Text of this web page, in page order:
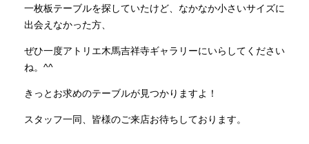
一枚板テーブルを探していたけど、なかなか小さいサイズに
出会えなかった方、
ぜひ一度アトリエ木馬吉祥寺ギャラリーにいらしてください
ね。^^
きっとお求めのテーブルが見つかりますよ！
スタッフ一同、皆様のご来店お待ちしております。